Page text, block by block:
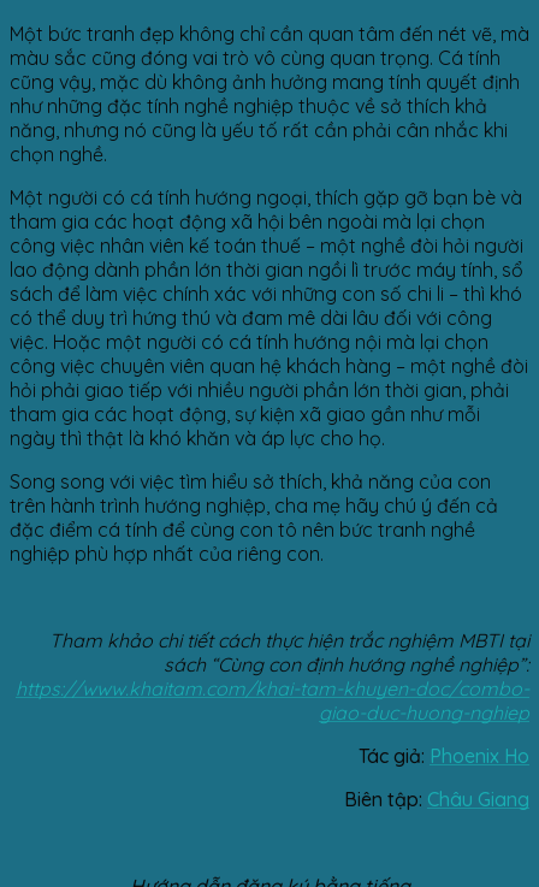
Một bức tranh đẹp không chỉ cần quan tâm đến nét vẽ, mà
màu sắc cũng đóng vai trò vô cùng quan trọng. Cá tính
cũng vậy, mặc dù không ảnh hưởng mang tính quyết định
như những đặc tính nghề nghiệp thuộc về sở thích khả
năng, nhưng nó cũng là yếu tố rất cần phải cân nhắc khi
chọn nghề.
Một người có cá tính hướng ngoại, thích gặp gỡ bạn bè và
tham gia các hoạt động xã hội bên ngoài mà lại chọn
công việc nhân viên kế toán thuế – một nghề đòi hỏi người
lao động dành phần lớn thời gian ngồi lì trước máy tính, sổ
sách để làm việc chính xác với những con số chi li – thì khó
có thể duy trì hứng thú và đam mê dài lâu đối với công
việc. Hoặc một người có cá tính hướng nội mà lại chọn
công việc chuyên viên quan hệ khách hàng – một nghề đòi
hỏi phải giao tiếp với nhiều người phần lớn thời gian, phải
tham gia các hoạt động, sự kiện xã giao gần như mỗi
ngày thì thật là khó khăn và áp lực cho họ.
Song song với việc tìm hiểu sở thích, khả năng của con
trên hành trình hướng nghiệp, cha mẹ hãy chú ý đến cả
đặc điểm cá tính để cùng con tô nên bức tranh nghề
nghiệp phù hợp nhất của riêng con.
Tham khảo chi tiết cách thực hiện trắc nghiệm MBTI tại
sách “Cùng con định hướng nghề nghiệp”:
https://www.khaitam.com/khai-tam-khuyen-doc/combo-
giao-duc-huong-nghiep
Tác giả: Phoenix Ho
Biên tập: Châu Giang